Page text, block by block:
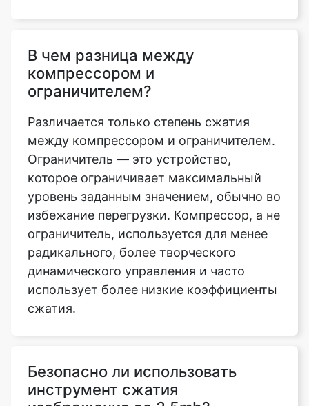
Различается только степень сжатия
между компрессором и ограничителем.
Ограничитель — это устройство,
которое ограничивает максимальный
уровень заданным значением, обычно во
избежание перегрузки. Компрессор, а не
ограничитель, используется для менее
радикального, более творческого
динамического управления и часто
использует более низкие коэффициенты
сжатия.
Безопасно ли использовать
Да, предоставление нам доступа к
вашему диску абсолютно безопасно. Мы